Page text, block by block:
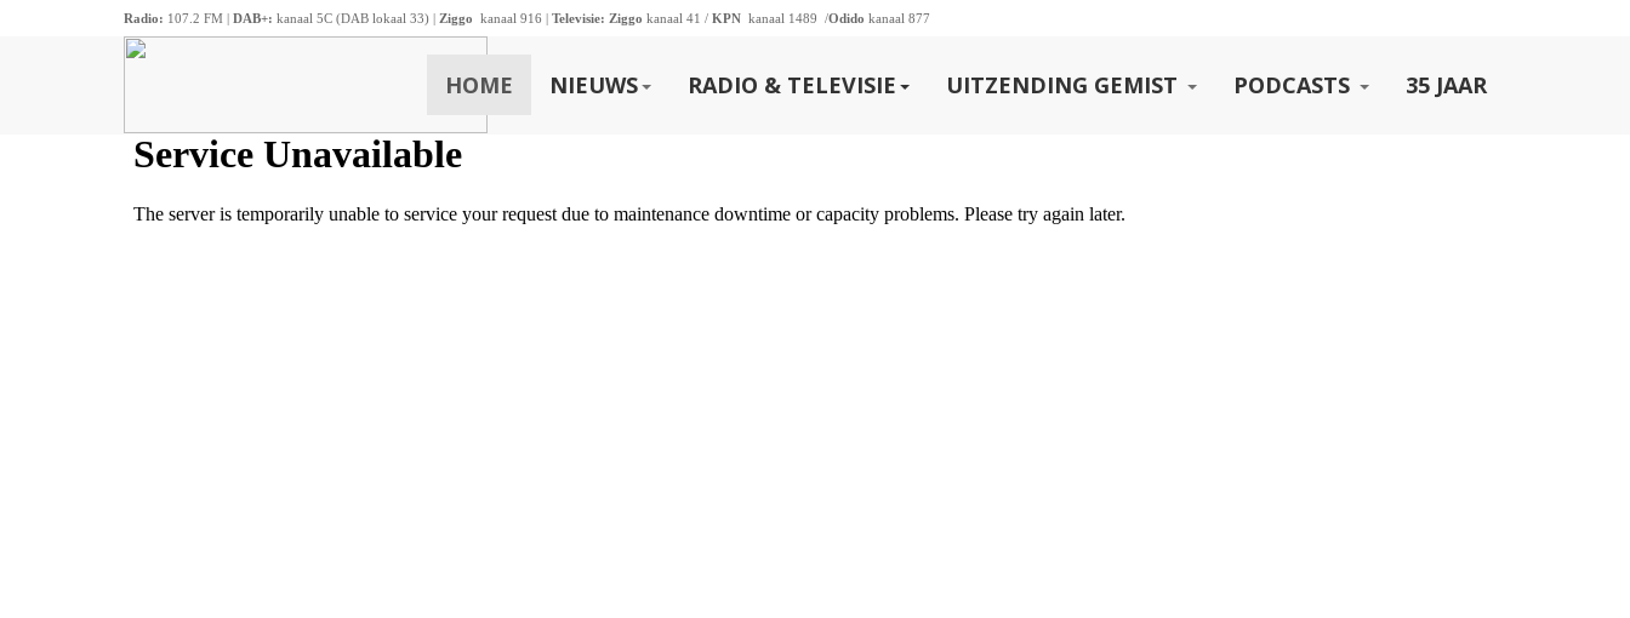
Radio: 107.2 FM | DAB+: kanaal 5C (DAB lokaal 33) | Ziggo kanaal 916 | Televisie: Ziggo kanaal 41 / KPN kanaal 1489 /Odido kanaal 877
HOME NIEUWS RADIO & TELEVISIE UITZENDING GEMIST PODCASTS 35 JAAR